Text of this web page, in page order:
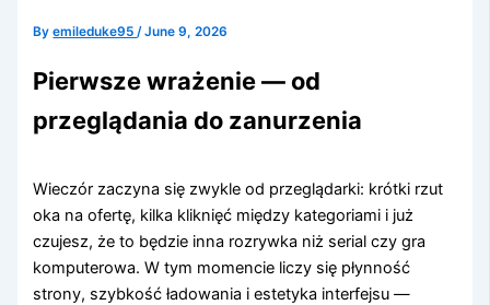
Byemileduke95 /June 9, 2026
Pierwsze wrażenie — od
przeglądania do zanurzenia
Wieczór zaczyna się zwykle od przeglądarki: krótki rzut
oka na ofertę, kilka kliknięć między kategoriami i już
czujesz, że to będzie inna rozrywka niż serial czy gra
komputerowa. W tym momencie liczy się płynność
strony, szybkość ładowania i estetyka interfejsu —